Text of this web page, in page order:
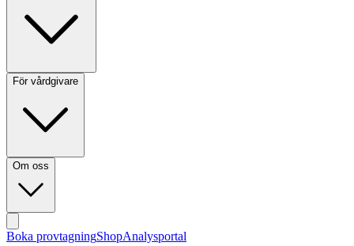
För vårdgivare
Om oss
Boka provtagningShopAnalysportal